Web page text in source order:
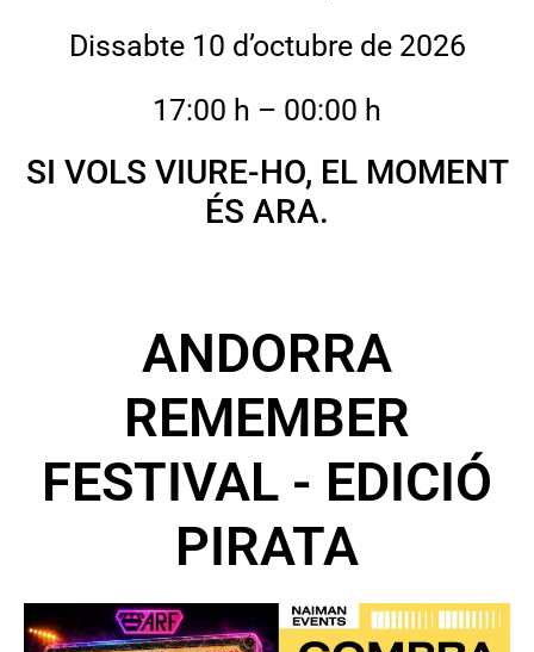
Dissabte 10 d’octubre de 2026
17:00 h – 00:00 h
SI VOLS VIURE-HO, EL MOMENT
ÉS ARA.
ANDORRA
REMEMBER
FESTIVAL - EDICIÓ
PIRATA